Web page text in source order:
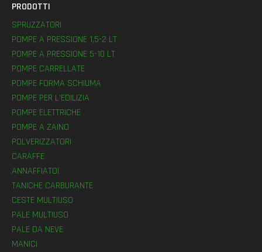
PRODOTTI
SPRUZZATORI
POMPE A PRESSIONE 1,5-2 LT
POMPE A PRESSIONE 5-10 LT
POMPE CARRELLATE
POMPE FORMA SCHIUMA
POMPE PER L’EDILIZIA
POMPE ELETTRICHE
POMPE A ZAINO
POLVERIZZATORI
CARAFFE
ANNAFFIATOI
TANICHE CARBURANTE
CESTE MULTIUSO
PALE MULTIUSO
PALE DA NEVE
MANICI